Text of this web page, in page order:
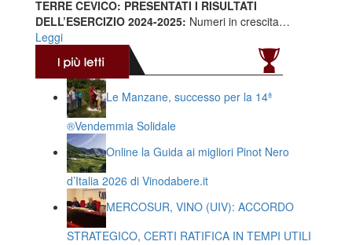
TERRE CEVICO: PRESENTATI I RISULTATI
DELL’ESERCIZIO 2024-2025: Numeri in crescita…
Leggi
Le Manzane, successo per la 14ª
®️Vendemmia Solidale
Online la Guida ai migliori Pinot Nero
d’Italia 2026 di Vinodabere.it
MERCOSUR, VINO (UIV): ACCORDO
STRATEGICO, CERTI RATIFICA IN TEMPI UTILI